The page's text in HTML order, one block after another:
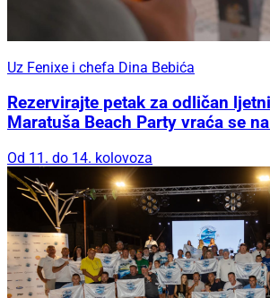
Uz Fenixe i chefa Dina Bebića
Rezervirajte petak za odličan
Maratuša Beach Party vraća se
Od 11. do 14. kolovoza